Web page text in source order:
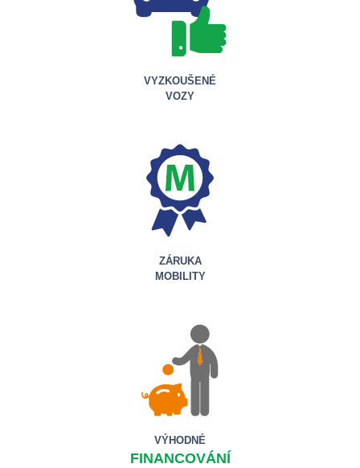
VYZKOUŠENÉ
VOZY
ZÁRUKA
MOBILITY
VÝHODNÉ
FINANCOVÁNÍ